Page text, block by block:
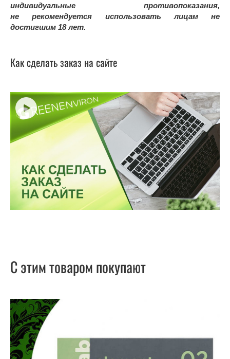
индивидуальные противопоказания,
не рекомендуется использовать лицам не
достигшим 18 лет.
Как сделать заказ на сайте
С этим товаром покупают